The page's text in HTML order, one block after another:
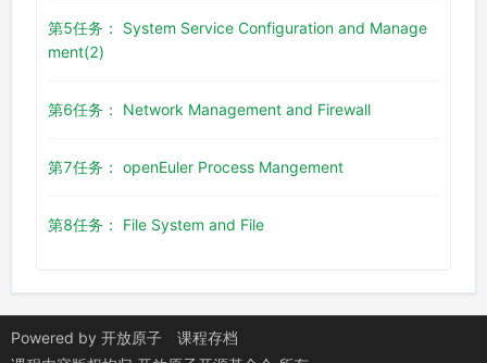
第5任务： System Service Configuration and Manage
ment(2)
第6任务： Network Management and Firewall
第7任务： openEuler Process Mangement
第8任务： File System and File
Powered by 开放原子
课程存档